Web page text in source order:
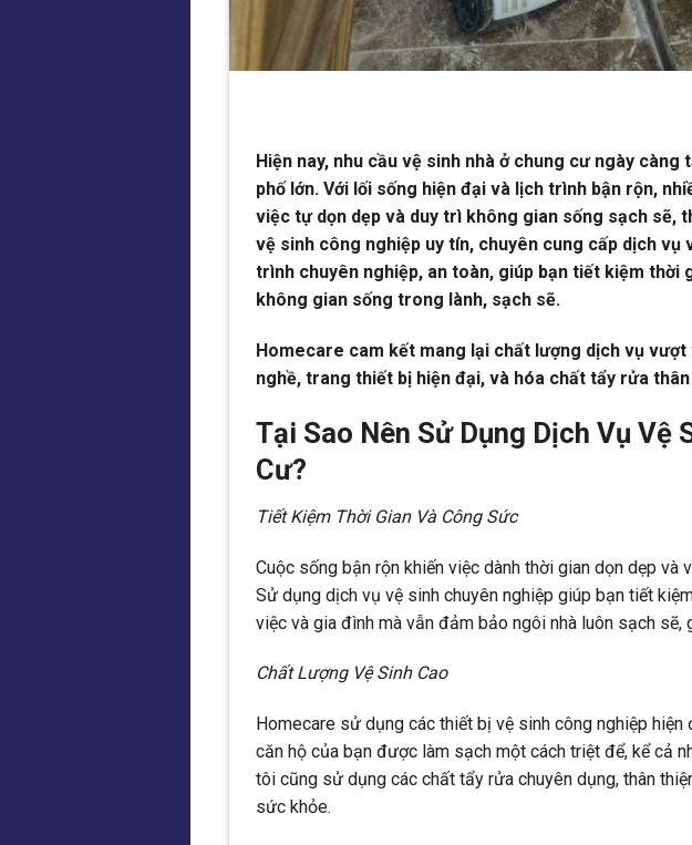
Hiện nay, nhu cầu vệ sinh nhà ở chung cư ngày
phố lớn. Với lối sống hiện đại và lịch trình bận rộn,
việc tự dọn dẹp và duy trì không gian sống sạch sẽ,
vệ sinh công nghiệp uy tín, chuyên cung cấp dịch vụ
trình chuyên nghiệp, an toàn, giúp bạn tiết kiệm thời
không gian sống trong lành, sạch sẽ.
Homecare cam kết mang lại chất lượng dịch vụ
nghề, trang thiết bị hiện đại, và hóa chất tẩy rửa
Tại Sao Nên Sử Dụng Dịch Vụ Vệ
Cư?
Tiết Kiệm Thời Gian Và Công Sức
Cuộc sống bận rộn khiến việc dành thời gian dọn dẹp và
Sử dụng dịch vụ vệ sinh chuyên nghiệp giúp bạn tiết
việc và gia đình mà vẫn đảm bảo ngôi nhà luôn sạch sẽ,
Chất Lượng Vệ Sinh Cao
Homecare sử dụng các thiết bị vệ sinh công nghiệp
căn hộ của bạn được làm sạch một cách triệt để, kể cả
tôi cũng sử dụng các chất tẩy rửa chuyên dụng, thân
sức khỏe.